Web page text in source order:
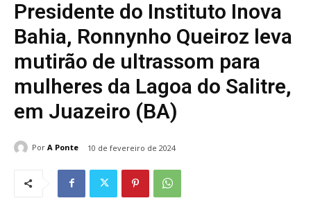
Presidente do Instituto Inova
Bahia, Ronnynho Queiroz leva
mutirão de ultrassom para
mulheres da Lagoa do Salitre,
em Juazeiro (BA)
Por A Ponte 10 de fevereiro de 2024